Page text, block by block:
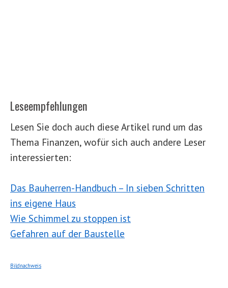
Leseempfehlungen
Lesen Sie doch auch diese Artikel rund um das
Thema Finanzen, wofür sich auch andere Leser
interessierten:
Das Bauherren-Handbuch – In sieben Schritten
ins eigene Haus
Wie Schimmel zu stoppen ist
Gefahren auf der Baustelle
Bildnachweis